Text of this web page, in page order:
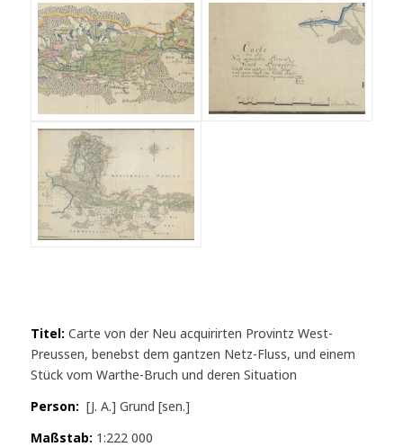
Titel: Carte von der Neu acquirirten Provintz West-
Preussen, benebst dem gantzen Netz-Fluss, und einem
Stück vom Warthe-Bruch und deren Situation
Person: [J. A.] Grund [sen.]
Maßstab: 1:222 000